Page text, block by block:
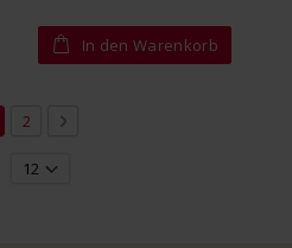
In den Warenkorb
lesen gerade die Seite
Seite
2 Seite
Weiter